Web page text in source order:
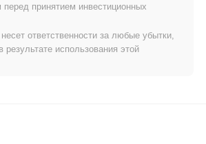
Energy работает по сравнению
криптовалютным рынком?
Fragmented Energy вырос на 0.00%,
криптовалютного рынка который показал
указывает на временное отставание в
перед принятием инвестиционных
ответственности за любые убытки,
результате использования этой